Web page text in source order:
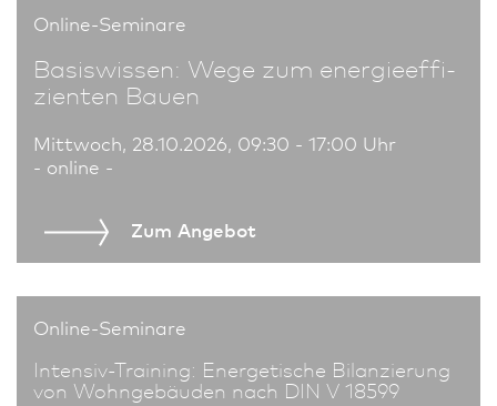
Online-Seminare
Basiswissen: Wege zum energie­effi­
zienten Bauen
Mittwoch, 28.10.2026, 09:30 - 17:00 Uhr
- online -
Zum An­ge­bot
Online-Seminare
Intensiv-Training: Energetische Bilanzierung
von Wohngebäuden nach DIN V 18599